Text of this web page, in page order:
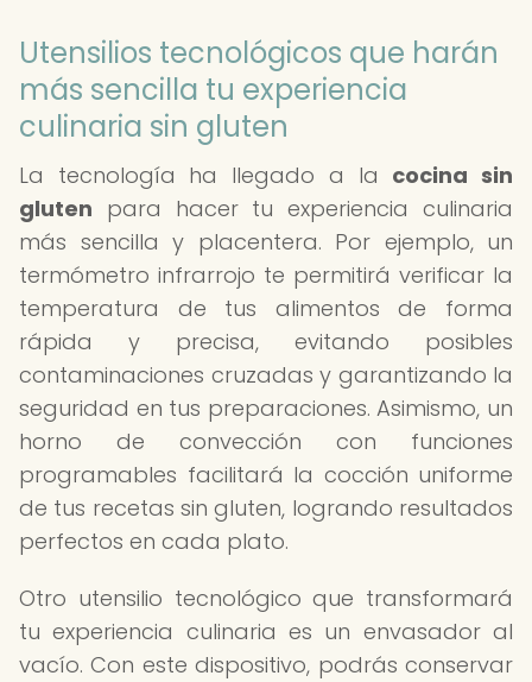
Utensilios tecnológicos que harán
más sencilla tu experiencia
culinaria sin gluten
La tecnología ha llegado a la cocina sin
gluten para hacer tu experiencia culinaria
más sencilla y placentera. Por ejemplo, un
termómetro infrarrojo te permitirá verificar la
temperatura de tus alimentos de forma
rápida y precisa, evitando posibles
contaminaciones cruzadas y garantizando la
seguridad en tus preparaciones. Asimismo, un
horno de convección con funciones
programables facilitará la cocción uniforme
de tus recetas sin gluten, logrando resultados
perfectos en cada plato.
Otro utensilio tecnológico que transformará
tu experiencia culinaria es un envasador al
vacío. Con este dispositivo, podrás conservar